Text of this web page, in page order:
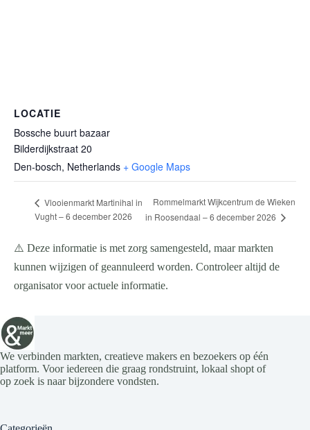
LOCATIE
Bossche buurt bazaar
Bilderdijkstraat 20
Den-bosch, Netherlands + Google Maps
Vlooienmarkt Martinihal in
Vught – 6 december 2026
Rommelmarkt Wijkcentrum de Wieken
in Roosendaal – 6 december 2026
⚠️ Deze informatie is met zorg samengesteld, maar markten
kunnen wijzigen of geannuleerd worden. Controleer altijd de
organisator voor actuele informatie.
We verbinden markten, creatieve makers en bezoekers op één
platform. Voor iedereen die graag rondstruint, lokaal shopt of
op zoek is naar bijzondere vondsten.